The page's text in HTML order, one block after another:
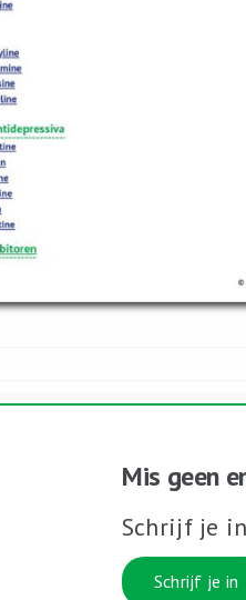
Mis geen
Schrijf je
Schrijf je in